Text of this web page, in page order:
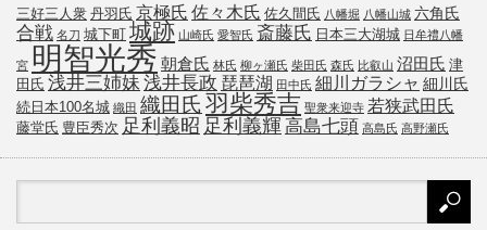
三好三人衆 丹羽氏 京極氏 佐々木氏 佐久間氏 八幡堀 八幡山城 六角氏
合戦 名刀 城下町 城跡 山崎氏 愛智氏 斎藤氏 日本三大湖城 日牟禮八幡
宮 明智光秀 朝倉氏 林氏 柳ヶ瀬氏 柴田氏 森氏 比叡山 沼田氏 津
田氏 浅井三姉妹 浅井長政 琵琶湖 田中氏 細川ガラシャ 細川氏
続日本100名城 織田 織田氏 羽柴秀吉 聖衆来迎寺 若狭武田氏
藤堂氏 豊臣秀次 足利義昭 足利義輝高島七頭 高島氏 高野瀬氏